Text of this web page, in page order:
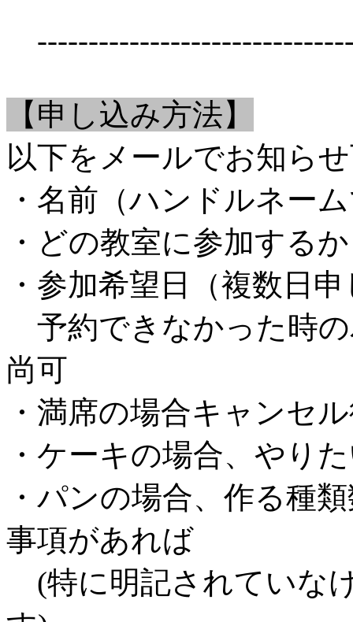
【申し込み方法】
以下をメールでお知ら
・名前（ハンドルネー
・どの教室に参加する
・参加希望日（複数日
予約できなかった時
尚可
・満席の場合キャンセ
・ケーキの場合、やり
・パンの場合、作る種
事項があれば
(特に明記されていな